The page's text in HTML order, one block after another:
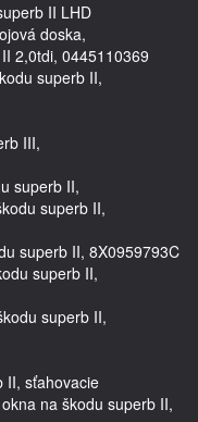
II LHD
doska,
2,0tdi, 0445110369
superb II,
III,
superb II,
superb II,
superb II, 8X0959793C
superb II,
superb II,
II, sťahovacie
na škodu superb II,